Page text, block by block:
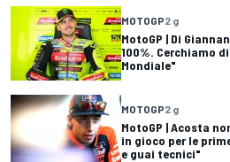
MOTOGP2 g
MotoGP | Di
100%. Cerchiamo
Mondiale"
MOTOGP2 g
MotoGP | Acosta
in gioco per le
e guai tecnici"